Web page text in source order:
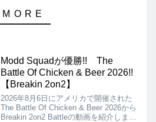
Modd Squadが優勝!! The
Battle Of Chicken & Beer 2026!!
【Breakin 2on2】
2026年8月6日にアメリカで開催された
The Battle Of Chicken & Beer 2026から
Breakin 2on2 Battleの動画を紹介しま